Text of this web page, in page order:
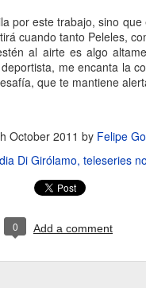
por este trabajo, sino
cuando tanto Peleles,
al airte es algo
me encanta la
que te mantiene
October 2011 by Felipe
Di Girólamo teleseries
0 Add a comment